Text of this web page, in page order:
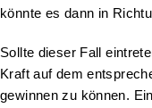
könnte es dann in
Sollte dieser Fall
Kraft auf dem
gewinnen zu können.